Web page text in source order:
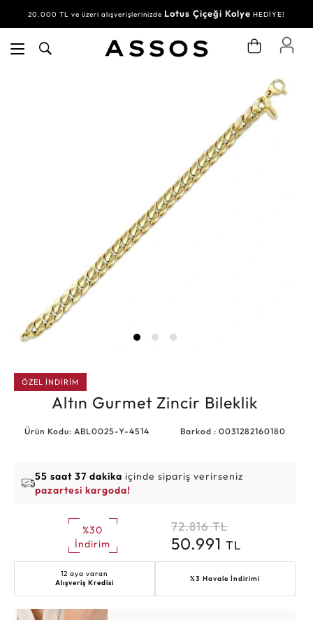
20.000 TL ve üzeri alışverişlerinizde Lotus Çiçeği Kolye HEDİYE!
ÖZEL İNDİRİM
Altın Gurmet Zincir Bileklik
Ürün Kodu: ABL0025-Y-4514 Barkod : 0031282160180
55 saat 37 dakika içinde sipariş verirseniz
pazartesi kargoda!
%30
İndirim
72.816 TL
50.991TL
12 aya varan
Alışveriş Kredisi
%3 Havale İndirimi